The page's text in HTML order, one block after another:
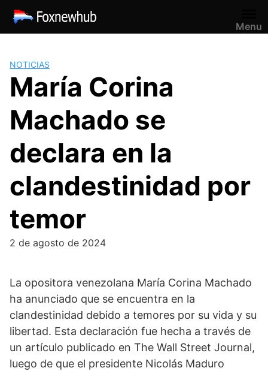
Saltar
contenido
Menu
NOTICIAS
María Corina
Machado se
declara en la
clandestinidad por
temor
2 de agosto de 2024
La opositora venezolana María Corina Machado
ha anunciado que se encuentra en la
clandestinidad debido a temores por su vida y su
libertad. Esta declaración fue hecha a través de
un artículo publicado en The Wall Street Journal,
luego de que el presidente Nicolás Maduro